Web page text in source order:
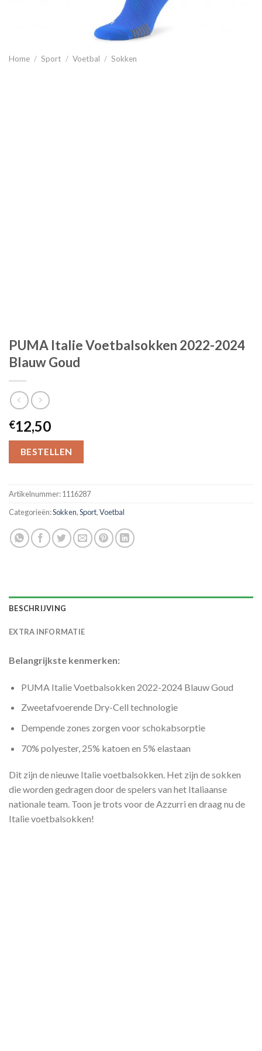
Home / Sport / Voetbal / Sokken
PUMA Italie Voetbalsokken 2022-2024
Blauw Goud
€12,50
BESTELLEN
Artikelnummer:1116287
Categorieën:Sokken,Sport,Voetbal
BESCHRIJVING
EXTRA INFORMATIE
Belangrijkste kenmerken:
PUMA Italie Voetbalsokken 2022-2024 Blauw Goud
Zweetafvoerende Dry-Cell technologie
Dempende zones zorgen voor schokabsorptie
70% polyester, 25% katoen en 5% elastaan
Dit zijn de nieuwe Italie voetbalsokken. Het zijn de sokken
die worden gedragen door de spelers van het Italiaanse
nationale team. Toon je trots voor de Azzurri en draag nu de
Italie voetbalsokken!